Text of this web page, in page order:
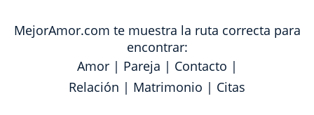
MejorAmor.com te muestra la ruta correcta para
encontrar:
Amor| Pareja | Contacto |
Relación | Matrimonio | Citas